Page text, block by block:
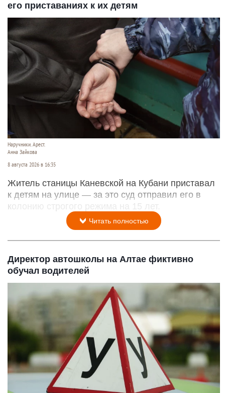
его приставаниях к их детям
Наручники. Арест.
Анна Зайкова
8 августа 2026 в 16:35
Житель станицы Каневской на Кубани приставал
к детям на улице — за это суд отправил его в
колонию строгого режима на 15 лет.
Читать полностью
Директор автошколы на Алтае фиктивно
обучал водителей